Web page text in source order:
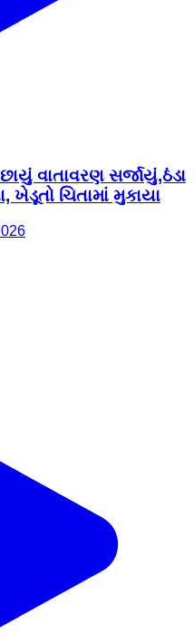
વાતાવરણ સર્જાયું,ઠંડા
ચિતામાં મુકાયા